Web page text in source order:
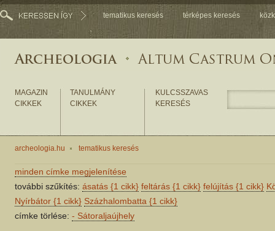
tematikus keresés térképes keresés
MAGAZIN
CIKKEK
TANULMÁNY
CIKKEK
KULCSSZAVAS
KERESÉS
archeologia.hu tematikus keresés
minden címke megjelenítése
további szűkítés: ásatás {1 cikk} feltárás {1 cikk} felújítás {1 cikk}
Nyírbátor {1 cikk} Százhalombatta {1 cikk}
címke törlése: - Sátoraljaújhely